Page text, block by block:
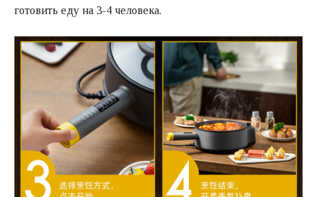
готовить еду на 3-4 человека.